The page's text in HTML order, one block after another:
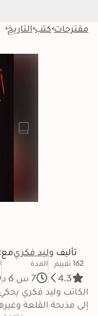
مقترحات كتب التاريخ
تأليف وليد فكريمع:
162 تقييم
4.3
المدة
7 س 6 د